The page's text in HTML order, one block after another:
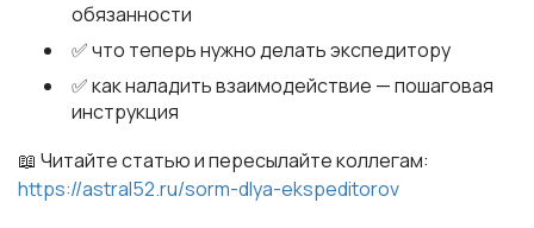
обязанности
✅ что теперь нужно делать экспедитору
✅ как наладить взаимодействие — пошаговая
инструкция
📖 Читайте статью и пересылайте коллегам:
https://astral52.ru/sorm-dlya-ekspeditorov